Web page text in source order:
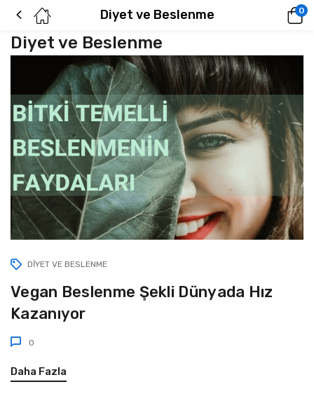
Diyet ve Beslenme 0
Diyet ve Beslenme
DIYET VE BESLENME
Vegan Beslenme Şekli Dünyada Hız
Kazanıyor
0
Daha Fazla